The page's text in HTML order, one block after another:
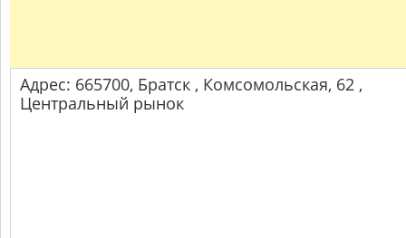
Адрес: 665700, Братск , Комсомольская, 62 ,
Центральный рынок